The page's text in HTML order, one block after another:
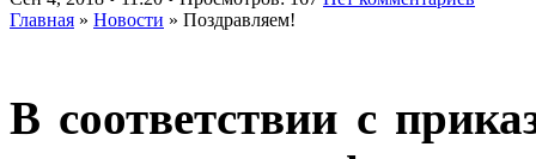
Главная » Новости » Поздравляем!
В соответствии с